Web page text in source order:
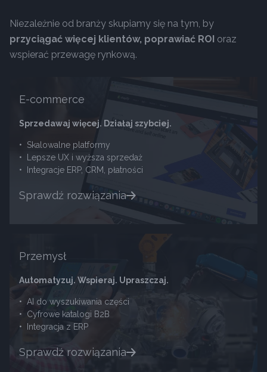
Niezależnie od branży skupiamy się na tym, by
przyciągać więcej klientów, poprawiać ROI oraz
wspierać przewagę rynkową.
E-commerce
Sprzedawaj więcej. Działaj szybciej.
•
Skalowalne platformy
•
Lepsze UX i wyższa sprzedaż
•
Integracje ERP, CRM, płatności
Sprawdź rozwiązania
Przemysł
Automatyzuj. Wspieraj. Upraszczaj.
• AI do wyszukiwania części
•
Cyfrowe katalogi B2B
•
Integracja z ERP
Sprawdź rozwiązania